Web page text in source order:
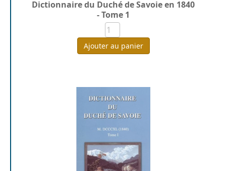
Dictionnaire du Duché de Savoie en 1840
- Tome 1
Ajouter au panier